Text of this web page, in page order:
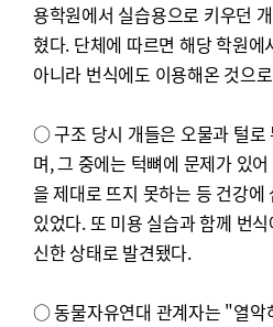
용학원에서 실습용으로 키우던
혔다. 단체에 따르면 해당 학원에
아니라 번식에도 이용해온 것으
○ 구조 당시 개들은 오물과 털로
며, 그 중에는 턱뼈에 문제가 있
을 제대로 뜨지 못하는 등 건강
있었다. 또 미용 실습과 함께 번
신한 상태로 발견됐다.
○ 동물자유연대 관계자는 "열악